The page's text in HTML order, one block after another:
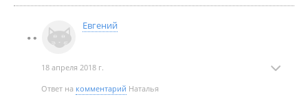
Евгений
18 апреля 2018 г.
Ответ на комментарий Наталья